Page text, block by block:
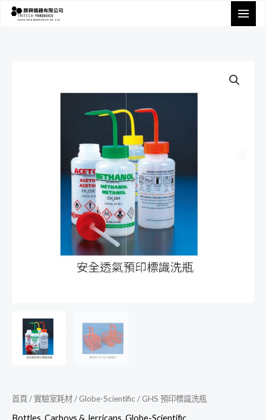
首頁/實驗室耗材/ Globe-Scientific / GHS 預印標識洗瓶
Bottles, Carboys & Jerricans, Globe-Scientific